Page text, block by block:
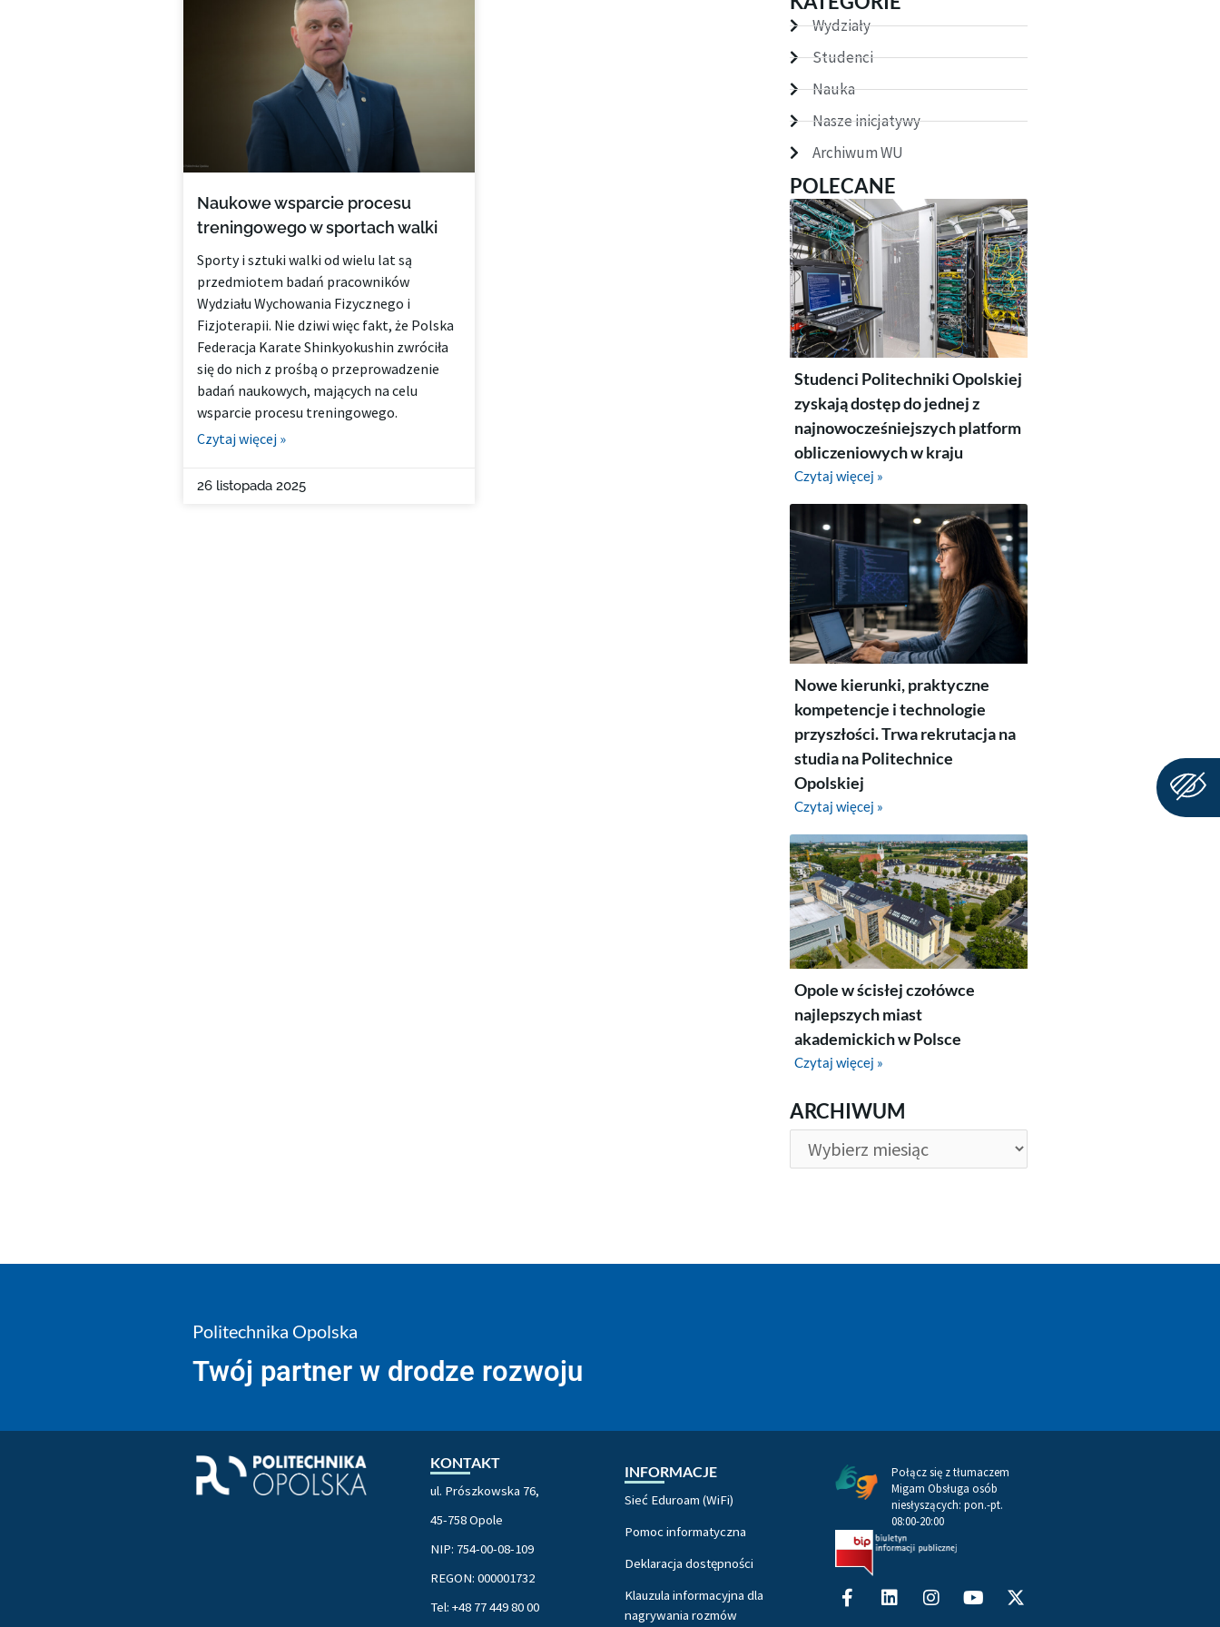
Naukowe wsparcie procesu
treningowego w sportach walki
Sporty i sztuki walki od wielu lat są
przedmiotem badań pracowników
Wydziału Wychowania Fizycznego i
Fizjoterapii. Nie dziwi więc fakt, że Polska
Federacja Karate Shinkyokushin zwróciła
się do nich z prośbą o przeprowadzenie
badań naukowych, mających na celu
wsparcie procesu treningowego.
Czytaj więcej »
26 listopada 2025
Wydziały
Studenci
Nauka
Nasze inicjatywy
Archiwum WU
POLECANE
Studenci Politechniki Opolskiej
zyskają dostęp do jednej z
najnowocześniejszych platform
obliczeniowych w kraju
Czytaj więcej »
Nowe kierunki, praktyczne
kompetencje i technologie
przyszłości. Trwa rekrutacja na
studia na Politechnice
Opolskiej
Czytaj więcej »
Opole w ścisłej czołówce
najlepszych miast
akademickich w Polsce
Czytaj więcej »
ARCHIWUM
ARCHIWUM
Politechnika Opolska
Twój partner w drodze rozwoju
KONTAKT
ul. Prószkowska 76,
45-758 Opole
NIP: 754-00-08-109
REGON: 000001732
Tel: +48 77 449 80 00
INFORMACJE
Sieć Eduroam (WiFi)
Pomoc informatyczna
Deklaracja dostępności
Klauzula informacyjna dla
nagrywania rozmów
Połącz się z tłumaczem
Migam Obsługa osób
niesłyszących: pon.-pt.
08:00-20:00
Facebook-
f
LinkedinInstagram
Youtube
X-
twitter